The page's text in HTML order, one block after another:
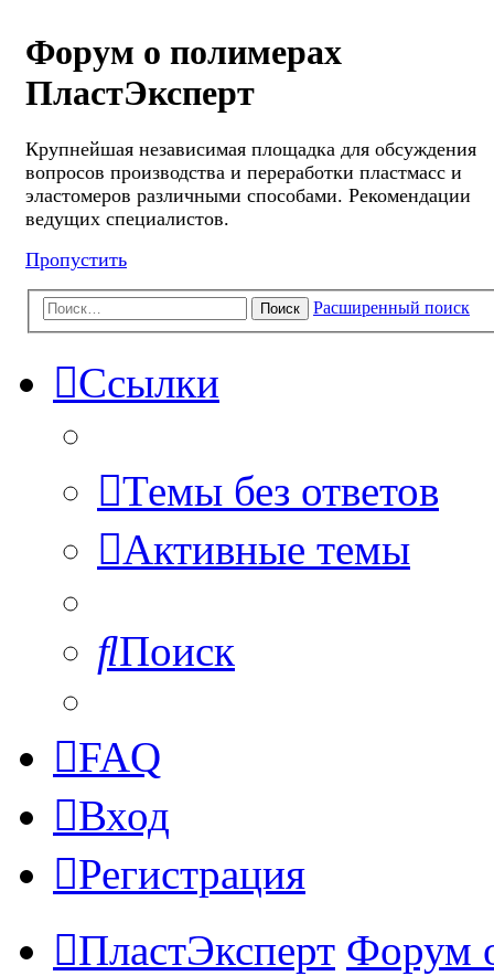
Форум о полимерах
ПластЭксперт
Крупнейшая независимая площадка для обсуждения
вопросов производства и переработки пластмасс и
эластомеров различными способами. Рекомендации
ведущих специалистов.
Пропустить
Поиск Расширенный поиск
Ссылки
Темы без ответов
Активные темы
Поиск
FAQ
Вход
Регистрация
ПластЭксперт Форум